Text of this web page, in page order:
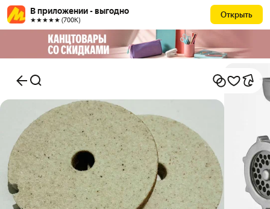
В приложении - выгодно
★★★★★ (700К)
Открыть